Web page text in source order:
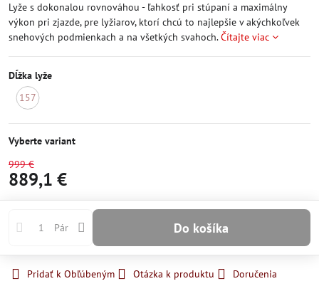
Lyže s dokonalou rovnováhou - ľahkosť pri stúpaní a maximálny
výkon pri zjazde, pre lyžiarov, ktorí chcú to najlepšie v akýchkoľvek
snehových podmienkach a na všetkých svahoch.Čítajte viac
Dĺžka lyže
157
Vyberte variant
999 €
889,1 €
Pár Do košíka
Pridať k Obľúbeným Otázka k produktu
Doručenia